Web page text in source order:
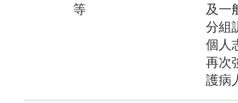
等
及一
分組
個人
再次
護病